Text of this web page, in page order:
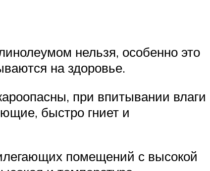
нельзя, особенно это
на здоровье.
при впитывании влаги
быстро гниет и
помещений с высокой